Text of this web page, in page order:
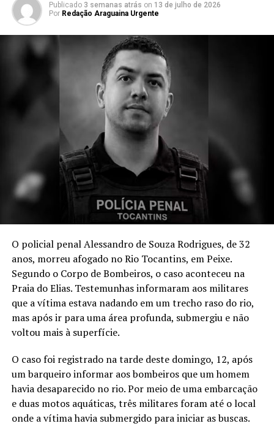
Publicado 3 semanas atrás on 13 de julho de 2026
Por Redação Araguaina Urgente
O policial penal Alessandro de Souza Rodrigues, de 32
anos, morreu afogado no Rio Tocantins, em Peixe.
Segundo o Corpo de Bombeiros, o caso aconteceu na
Praia do Elias. Testemunhas informaram aos militares
que a vítima estava nadando em um trecho raso do rio,
mas após ir para uma área profunda, submergiu e não
voltou mais à superfície.
O caso foi registrado na tarde deste domingo, 12, após
um barqueiro informar aos bombeiros que um homem
havia desaparecido no rio. Por meio de uma embarcação
e duas motos aquáticas, três militares foram até o local
onde a vítima havia submergido para iniciar as buscas.